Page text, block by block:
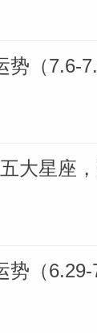
（7.6-
大星座
（6.29-